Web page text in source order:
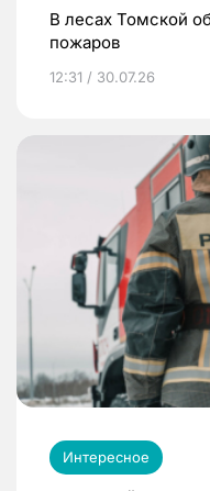
В лесах Томской
пожаров
12:31 / 30.07.26
Интересное